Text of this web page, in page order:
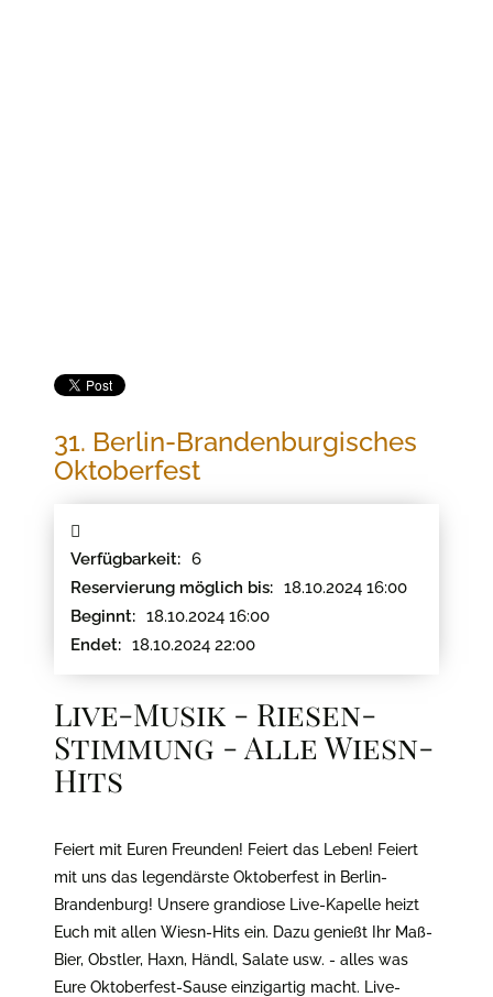
31. Berlin-Brandenburgisches
Oktoberfest
Verfügbarkeit: 6
Reservierung möglich bis: 18.10.2024 16:00
Beginnt: 18.10.2024 16:00
Endet: 18.10.2024 22:00
Live-Musik - Riesen-
Stimmung - Alle Wiesn-
Hits
Feiert mit Euren Freunden! Feiert das Leben! Feiert
mit uns das legendärste Oktoberfest in Berlin-
Brandenburg! Unsere grandiose Live-Kapelle heizt
Euch mit allen Wiesn-Hits ein. Dazu genießt Ihr Maß-
Bier, Obstler, Haxn, Händl, Salate usw. - alles was
Eure Oktoberfest-Sause einzigartig macht. Live-